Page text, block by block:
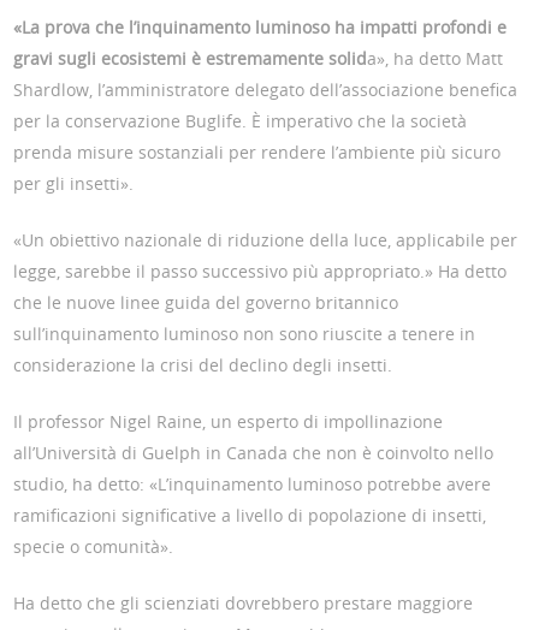
«La prova che l’inquinamento luminoso ha impatti profondi e
gravi sugli ecosistemi è estremamente solida», ha detto Matt
Shardlow, l’amministratore delegato dell’associazione benefica
per la conservazione Buglife. È imperativo che la società
prenda misure sostanziali per rendere l’ambiente più sicuro
per gli insetti».
«Un obiettivo nazionale di riduzione della luce, applicabile per
legge, sarebbe il passo successivo più appropriato.» Ha detto
che le nuove linee guida del governo britannico
sull’inquinamento luminoso non sono riuscite a tenere in
considerazione la crisi del declino degli insetti.
Il professor Nigel Raine, un esperto di impollinazione
all’Università di Guelph in Canada che non è coinvolto nello
studio, ha detto: «L’inquinamento luminoso potrebbe avere
ramificazioni significative a livello di popolazione di insetti,
specie o comunità».
Ha detto che gli scienziati dovrebbero prestare maggiore